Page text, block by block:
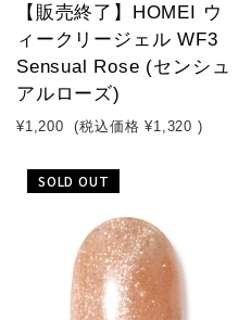
【販売終了】HOMEI ウ
ィークリージェル WF3
Sensual Rose (センシュ
アルローズ)
¥1,200 (税込価格 ¥1,320 )
SOLD OUT